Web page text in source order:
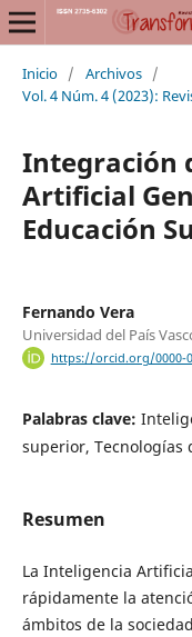
Inicio / Archivos /
Vol. 4 Núm. 4 (2023):
Integración
Artificial
Educación
Fernando Vera
Universidad del País
https://orcid.org/0000-
Palabras clave:
superior, Tecnologías
Resumen
La Inteligencia
rápidamente la
ámbitos de la